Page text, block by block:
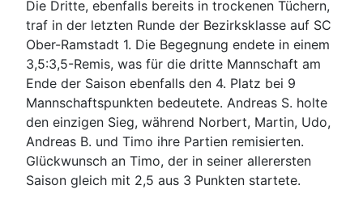
Die Dritte, ebenfalls bereits in trockenen Tüchern,
traf in der letzten Runde der Bezirksklasse auf SC
Ober-Ramstadt 1. Die Begegnung endete in einem
3,5:3,5-Remis, was für die dritte Mannschaft am
Ende der Saison ebenfalls den 4. Platz bei 9
Mannschaftspunkten bedeutete. Andreas S. holte
den einzigen Sieg, während Norbert, Martin, Udo,
Andreas B. und Timo ihre Partien remisierten.
Glückwunsch an Timo, der in seiner allerersten
Saison gleich mit 2,5 aus 3 Punkten startete.